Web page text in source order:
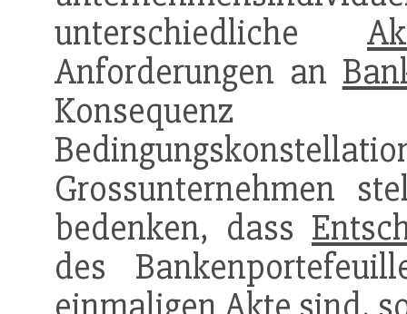
unterschiedliche
Anforderungen an
Konsequenz
Grossunternehmen
bedenken, dass
des